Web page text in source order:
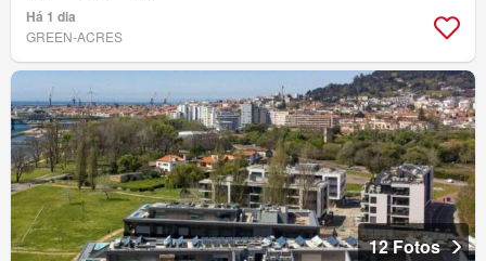
Há 1 dia
GREEN-ACRES
12 Fotos